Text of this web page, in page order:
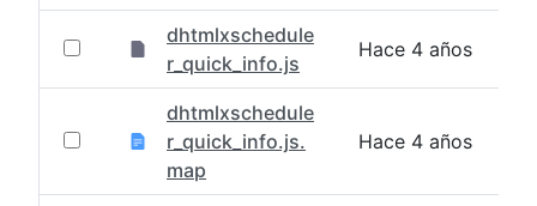
dhtmlxschedule
r_quick_info.js
Hace 4 años
dhtmlxschedule
r_quick_info.js.
map
Hace 4 años